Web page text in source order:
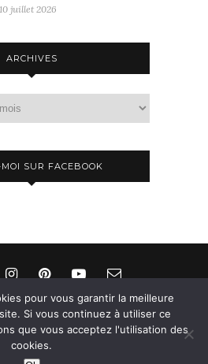
10 juillet 2026
ARCHIVES
SUR FACEBOOK
All Rights Reserved. Designed
bySoloPine.com
pour vous garantir la meilleure
Si vous continuez à utiliser ce
que vous acceptez l'utilisation des
cookies.